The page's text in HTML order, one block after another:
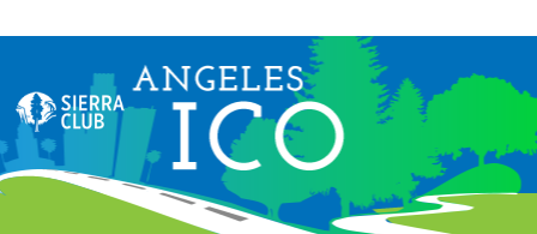
Recordatorio para
excursionistas
Escuela o Agéncia